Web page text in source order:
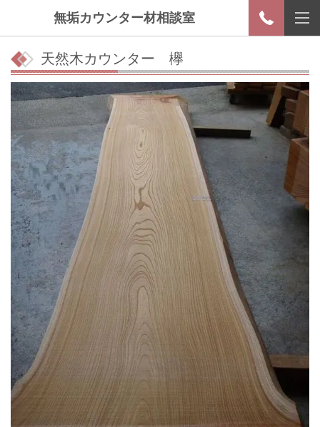
無垢カウンター材相談室
天然木カウンター 欅